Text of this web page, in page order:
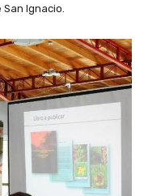
Ignacio.